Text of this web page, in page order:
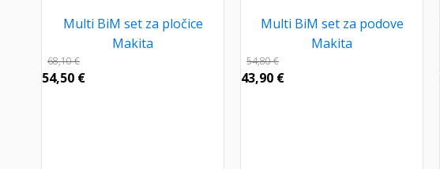
Multi BiM set za pločice
Makita
68,10€
54,50 €
Multi BiM set za podove
Makita
54,80€
43,90 €